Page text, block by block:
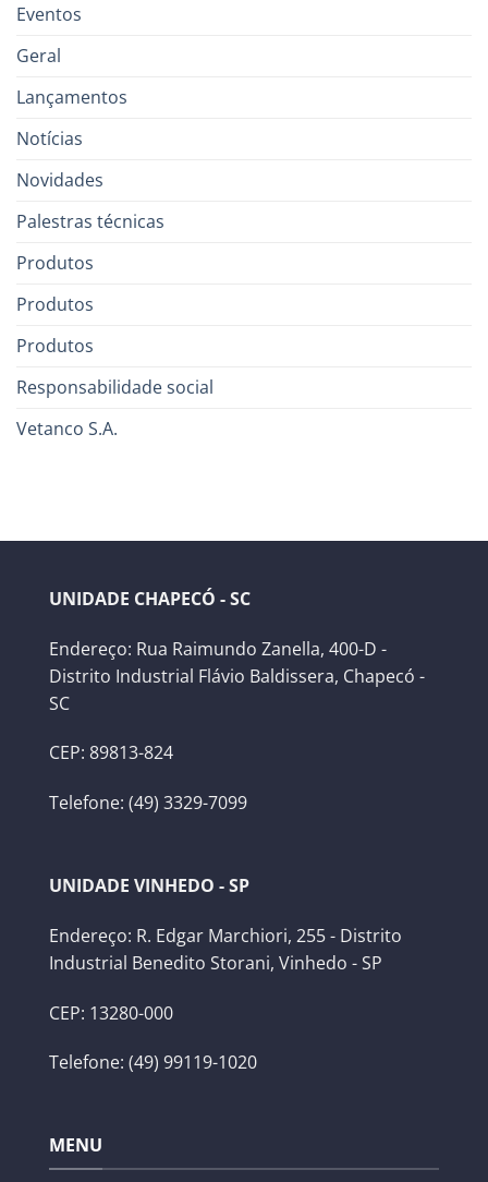
Eventos
Geral
Lançamentos
Notícias
Novidades
Palestras técnicas
Produtos
Produtos
Produtos
Responsabilidade social
Vetanco S.A.
UNIDADE CHAPECÓ - SC
Endereço: Rua Raimundo Zanella, 400-D -
Distrito Industrial Flávio Baldissera, Chapecó -
SC
CEP: 89813-824
Telefone: (49) 3329-7099
UNIDADE VINHEDO - SP
Endereço: R. Edgar Marchiori, 255 - Distrito
Industrial Benedito Storani, Vinhedo - SP
CEP: 13280-000
Telefone: (49) 99119-1020
MENU